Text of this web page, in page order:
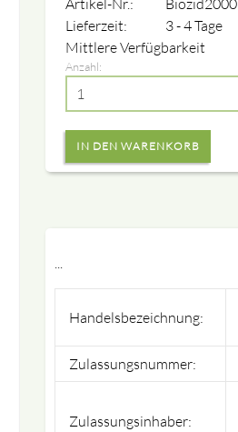
Lieferzeit:
3 - 4 Tage
Mittlere Verfügbarkeit
Anzahl:
Handelsbezeichnung:
Zulassungsnummer:
Zulassungsinhaber: